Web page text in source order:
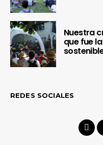
Nuestra
que fue
REDES SOCIALES